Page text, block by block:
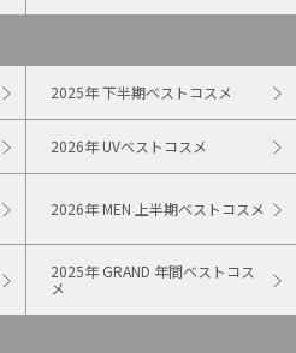
2025年 下半期ベストコスメ
2026年 UVベストコスメ
2026年 MEN 上半期ベストコスメ
2025年 GRAND 年間ベストコス
メ